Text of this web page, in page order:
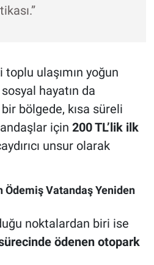
ulaşımın yoğun
hayatın da
bölgede, kısa süreli
için 200 TL’lik ilk
unsur olarak
Ödemiş Vatandaş Yeniden
noktalardan biri ise
ödenen otopark